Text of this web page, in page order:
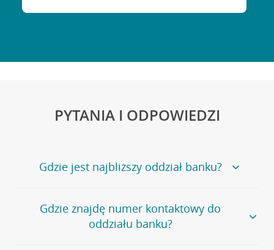
PYTANIA I ODPOWIEDZI
Gdzie jest najbliższy oddział banku?
Jeśli szukasz oddziału naszego banku, zapraszamy na
stronęPlacówki i bankomaty, na której znajduje się
wygodna wyszukiwarka.
Gdzie znajdę numer kontaktowy do
oddziału banku?